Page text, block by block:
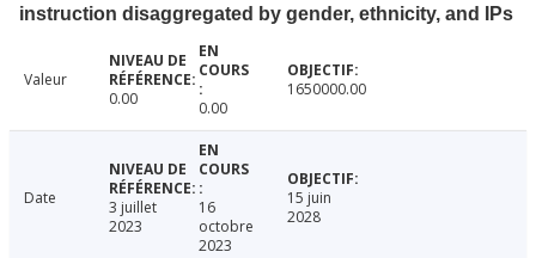
instruction disaggregated by gender, ethnicity, and IPs
Valeur
0.00
0.00
1650000.00
Date
3 juillet
2023
16
octobre
2023
15 juin
2028